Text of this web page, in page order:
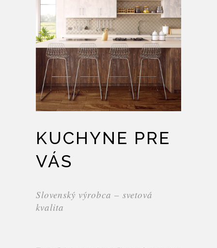
KUCHYNE PRE
VÁS
Slovenský výrobca – svetová
kvalita